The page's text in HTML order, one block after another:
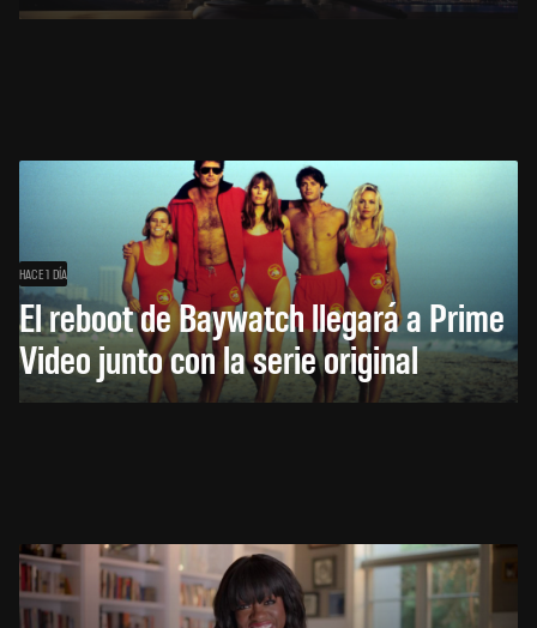
HACE 1 DÍA
El reboot de Baywatch llegará a Prime
Video junto con la serie original